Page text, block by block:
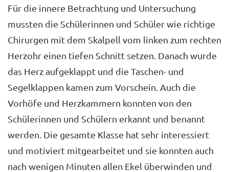
Für die innere Betrachtung und Untersuchung
mussten die Schülerinnen und Schüler wie richtige
Chirurgen mit dem Skalpell vom linken zum rechten
Herzohr einen tiefen Schnitt setzen. Danach wurde
das Herz aufgeklappt und die Taschen- und
Segelklappen kamen zum Vorschein. Auch die
Vorhöfe und Herzkammern konnten von den
Schülerinnen und Schülern erkannt und benannt
werden. Die gesamte Klasse hat sehr interessiert
und motiviert mitgearbeitet und sie konnten auch
nach wenigen Minuten allen Ekel überwinden und